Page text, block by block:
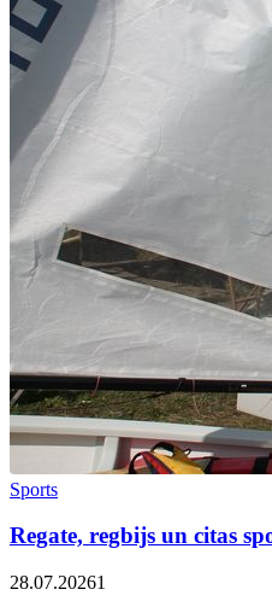
Sports
Regate, regbijs un citas
28.07.20261